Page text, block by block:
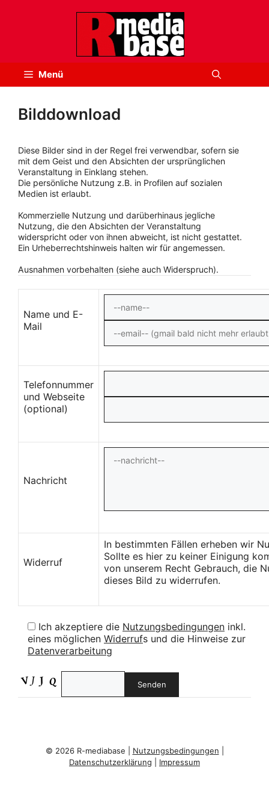
Menü
Bilddownload
Diese Bilder sind in der Regel frei verwendbar, sofern sie
mit dem Geist und den Absichten der ursprünglichen
Veranstaltung in Einklang stehen.
Die persönliche Nutzung z.B. in Profilen auf sozialen
Medien ist erlaubt.
Kommerzielle Nutzung und darüberhinaus jegliche
Nutzung, die den Absichten der Veranstaltung
widerspricht oder von ihnen abweicht, ist nicht gestattet.
Ein Urheberrechtshinweis halten wir für angemessen.
Ausnahmen vorbehalten (siehe auch Widerspruch).
Name und E-
Mail
Telefonnummer
und Webseite
(optional)
Nachricht
Widerruf
In bestimmten Fällen erheben wir
Sollte es hier zu keiner Einigung
von unserem Recht Gebrauch, die
dieses Bild zu widerrufen.
Ich akzeptiere die Nutzungsbedingungen inkl.
eines möglichen Widerrufs und die Hinweise zur
Datenverarbeitung
© 2026 R-mediabase | Nutzungsbedingungen
Datenschutzerklärung
Impressum